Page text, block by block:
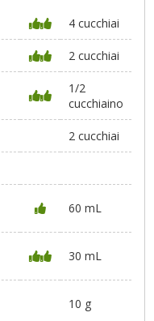
4 cucchiai
2 cucchiai
1/2
cucchiaino
2 cucchiai
60 mL
30 mL
10 g